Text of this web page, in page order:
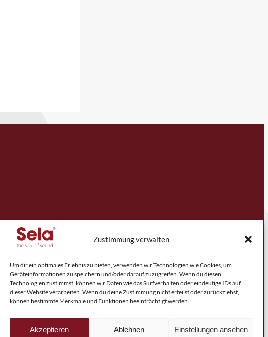
Zustimmung verwalten
Um dir ein optimales Erlebnis zu bieten, verwenden wir Technologien wie Cookies, um
Geräteinformationen zu speichern und/oder darauf zuzugreifen. Wenn du diesen
Technologien zustimmst, können wir Daten wie das Surfverhalten oder eindeutige IDs auf
dieser Website verarbeiten. Wenn du deine Zustimmung nicht erteilst oder zurückziehst,
können bestimmte Merkmale und Funktionen beeinträchtigt werden.
Akzeptieren Ablehnen Einstellungen ansehen